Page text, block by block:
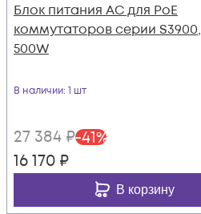
Блок питания AC для PoE
коммутаторов серии S3900,
500W
В наличии: 1 шт
27 384 ₽-41%
16 170 ₽
В корзину